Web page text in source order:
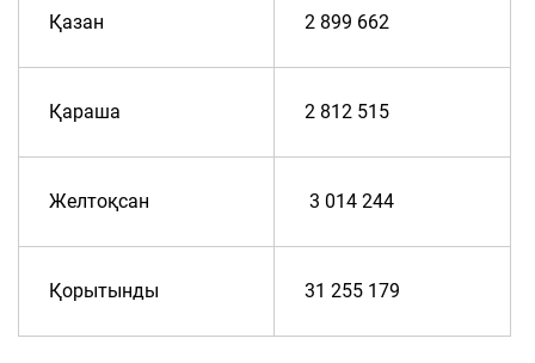
Қазан 2 899 662
Қараша 2 812 515
Желтоқсан 3 014 244
Қорытынды 31 255 179